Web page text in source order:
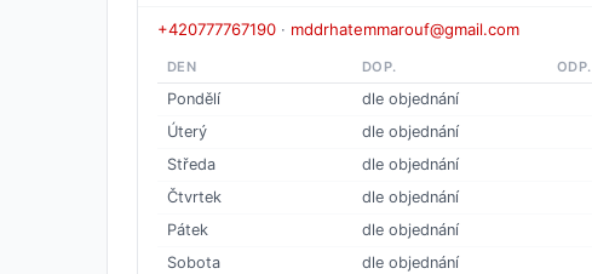
+420777767190 · mddrhatemmarouf@gmail.com
DEN DOP. ODP.
Pondělí
dle objednání
Úterý
dle objednání
Středa
dle objednání
Čtvrtek
dle objednání
Pátek
dle objednání
Sobota
dle objednání